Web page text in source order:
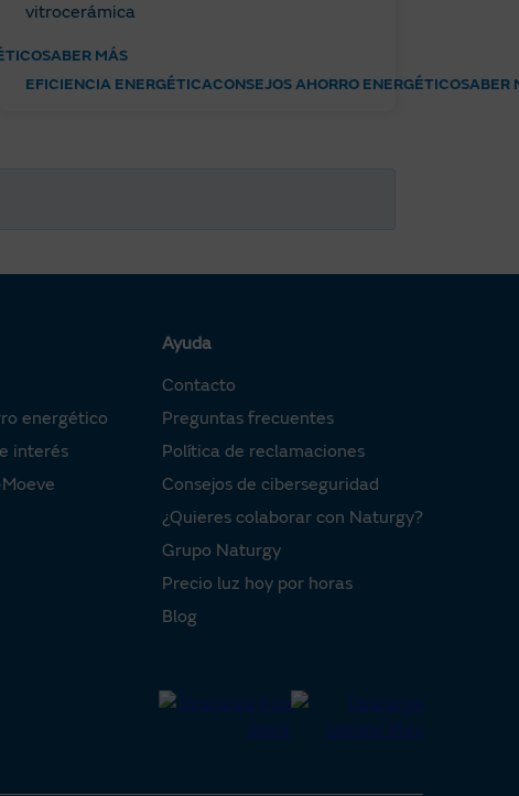
SABER MÁS
vitrocerámica
EFICIENCIA ENERGÉTICACONSEJOS AHORRO ENERGÉTICOSABER
energético
interés
Ayuda
Contacto
Preguntas frecuentes
Política de reclamaciones
Consejos de ciberseguridad
¿Quieres colaborar con Naturgy?
Grupo Naturgy
Precio luz hoy por horas
Blog